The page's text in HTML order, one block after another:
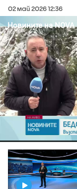
02 май 2026 12:36